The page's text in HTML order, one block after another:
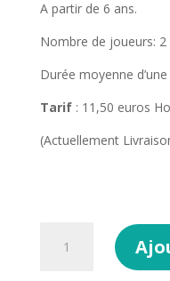
A partir de 6 ans.
Nombre de joueurs:
Durée moyenne
Tarif: 11,50 euros
(Actuellement